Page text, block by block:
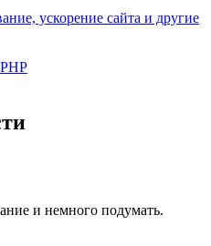
ускорение сайта и другие
и немного подумать.